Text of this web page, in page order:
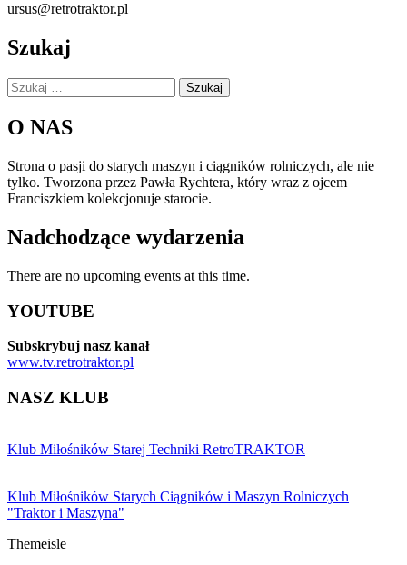
ursus@retrotraktor.pl
Szukaj
Szukaj:
O NAS
Strona o pasji do starych maszyn i ciągników rolniczych, ale nie
tylko. Tworzona przez Pawła Rychtera, który wraz z ojcem
Franciszkiem kolekcjonuje starocie.
Nadchodzące wydarzenia
There are no upcoming events at this time.
YOUTUBE
Subskrybuj nasz kanał
www.tv.retrotraktor.pl
NASZ KLUB
Klub Miłośników Starej Techniki RetroTRAKTOR
Klub Miłośników Starych Ciągników i Maszyn Rolniczych
"Traktor i Maszyna"
Themeisle